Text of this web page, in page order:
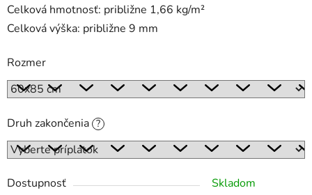
Celková hmotnosť: približne 1,66 kg/m²
Celková výška: približne 9 mm
Rozmer
Druh zakončenia ?
Dostupnosť
Skladom